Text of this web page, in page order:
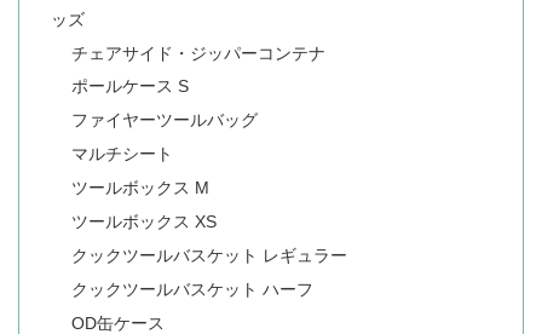
ッズ
チェアサイド・ジッパーコンテナ
ポールケース S
ファイヤーツールバッグ
マルチシート
ツールボックス M
ツールボックス XS
クックツールバスケット レギュラー
クックツールバスケット ハーフ
OD缶ケース